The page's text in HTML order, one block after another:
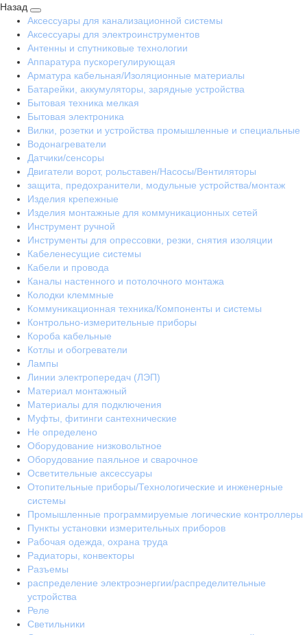
Назад
Аксессуары для канализационной системы
Аксессуары для электроинструментов
Антенны и спутниковые технологии
Аппаратура пускорегулирующая
Арматура кабельная/Изоляционные материалы
Батарейки, аккумуляторы, зарядные устройства
Бытовая техника мелкая
Бытовая электроника
Вилки, розетки и устройства промышленные и специальные
Водонагреватели
Датчики/сенсоры
Двигатели ворот, рольставен/Насосы/Вентиляторы
защита, предохранители, модульные устройства/монтаж
Изделия крепежные
Изделия монтажные для коммуникационных сетей
Инструмент ручной
Инструменты для опрессовки, резки, снятия изоляции
Кабеленесущие системы
Кабели и провода
Каналы настенного и потолочного монтажа
Колодки клеммные
Коммуникационная техника/Компоненты и системы
Контрольно-измерительные приборы
Короба кабельные
Котлы и обогреватели
Лампы
Линии электропередач (ЛЭП)
Материал монтажный
Материалы для подключения
Муфты, фитинги сантехнические
Не определено
Оборудование низковольтное
Оборудование паяльное и сварочное
Осветительные аксессуары
Отопительные приборы/Технологические и инженерные
системы
Промышленные программируемые логические контроллеры
Пункты установки измерительных приборов
Рабочая одежда, охрана труда
Радиаторы, конвекторы
Разъемы
распределение электроэнергии/распределительные
устройства
Реле
Светильники